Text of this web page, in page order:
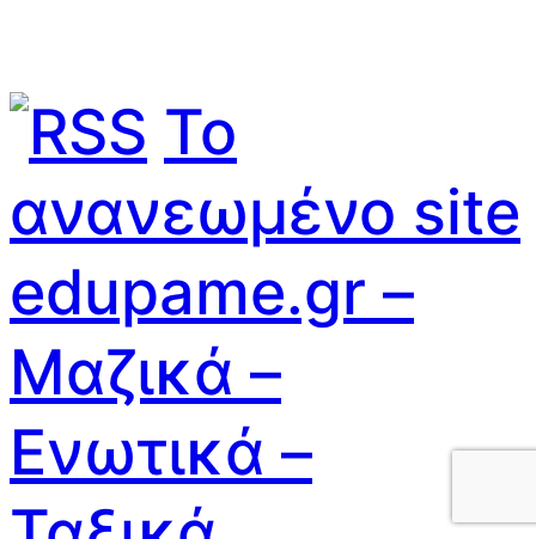
Το
ανανεωμένο site
edupame.gr –
Μαζικά –
Ενωτικά –